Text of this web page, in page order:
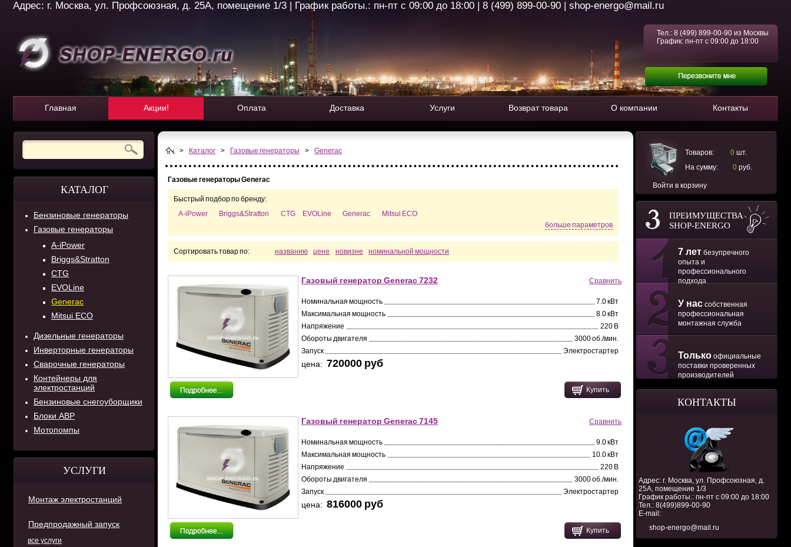
Адрес: г. Москва, ул. Профсоюзная, д. 25А, помещение 1/3 | График работы.: пн-пт с 09:00 до 18:00 | 8 (499) 899-00-90 | shop-energo@mail.ru
Тел.: 8 (499) 899-00-90 из Москвы
График: пн-пт с 09:00 до 18:00
Главная Акции! Оплата Доставка Услуги Возврат товара О компании Контакты
КАТАЛОГ
Бензиновые генераторы
Газовые генераторы
A-iPower
Briggs&Stratton
CTG
EVOLine
Generac
Mitsui ECO
Дизельные генераторы
Инверторные генераторы
Сварочные генераторы
Контейнеры для
электростанций
Бензиновые снегоуборщики
Блоки АВР
Мотопомпы
УСЛУГИ
Монтаж электростанций
Предпродажный запуск
все услуги
Товаров: 0 шт.
На сумму:
0 руб.
Войти в корзину
ПРЕИМУЩЕСТВА
SHOP-ENERGO
7 лет безупречного
опыта и
профессионального
подхода
У нас собственная
профессиональная
монтажная служба
Только официальные
поставки проверенных
производителей
КОНТАКТЫ
Адрес: г. Москва, ул. Профсоюзная, д.
25А, помещение 1/3
График работы.: пн-пт с 09:00 до 18:00
Тел.: 8(499)899-00-90
E-mail:
shop-energo@mail.ru
> Каталог > Газовые генераторы > Generac
Газовые генераторы Generac
Быстрый подбор по бренду:
A-iPower
Briggs&Stratton CTG EVOLine Generac
Mitsui ECO
больше параметров
Сортировать товар по: названию цене новизне номинальной мощности
Газовый генератор Generac 7232 Сравнить
Номинальная мощность
7.0 кВт
Максимальная мощность
8.0 кВт
Напряжение
220 В
Обороты двигателя
3000 об./мин.
Запуск
Электростартер
цена: 720000 pуб
Купить
Газовый генератор Generac 7145 Сравнить
Номинальная мощность
9.0 кВт
Максимальная мощность
10.0 кВт
Напряжение
220 В
Обороты двигателя
3000 об./мин.
Запуск
Электростартер
цена: 816000 pуб
Купить